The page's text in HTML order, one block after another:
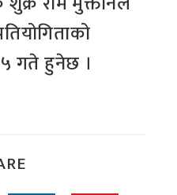
गते हुनेछ ।